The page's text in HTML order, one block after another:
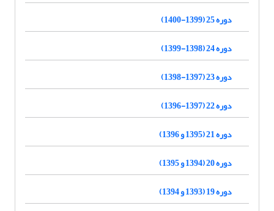
دوره 25 (1399-1400)
دوره 24 (1398-1399)
دوره 23 (1397-1398)
دوره 22 (1397-1396)
دوره 21 (1395 و 1396)
دوره 20 (1394 و 1395)
دوره 19 (1393 و 1394)